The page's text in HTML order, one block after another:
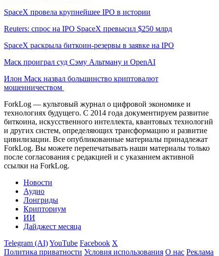
SpaceX провела крупнейшее IPO в истории
Reuters: спрос на IPO SpaceX превысил $250 млрд
SpaceX раскрыла биткоин-резервы в заявке на IPO
Маск проиграл суд Сэму Альтману и OpenAI
Илон Маск назвал большинство криптовалют
мошенничеством
ForkLog — культовый журнал о цифровой экономике и
технологиях будущего. С 2014 года документируем развитие
биткоина, искусственного интеллекта, квантовых технологий
и других систем, определяющих трансформацию и развитие
цивилизации. Все опубликованные материалы принадлежат
ForkLog. Вы можете перепечатывать наши материалы только
после согласования с редакцией и с указанием активной
ссылки на ForkLog.
Новости
Аудио
Лонгриды
Крипториум
ИИ
Дайджест месяца
Telegram (AI)YouTube Facebook X
Политика приватности Условия использования О нас Реклама